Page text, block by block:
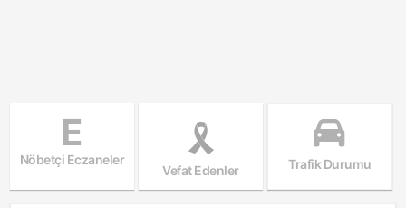
E
Nöbetçi Eczaneler
Vefat Edenler Trafik Durumu